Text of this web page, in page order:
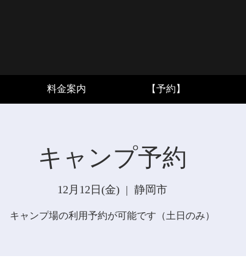
料金案内 【予約】
キャンプ予約
12月12日(金)
  |
静岡市
キャンプ場の利用予約が可能です（土日のみ）